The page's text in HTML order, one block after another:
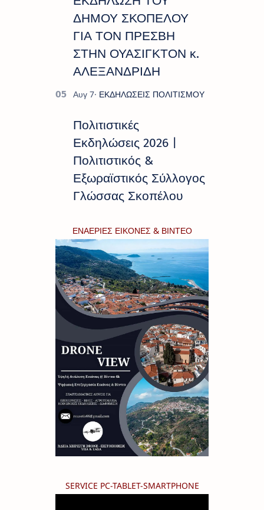
ΔΗΜΟΥ ΣΚΟΠΕΛΟΥ
ΓΙΑ ΤΟΝ ΠΡΕΣΒΗ
ΣΤΗΝ ΟΥΑΣΙΓΚΤΟΝ κ.
ΑΛΕΞΑΝΔΡΙΔΗ
Πολιτιστικές
Εκδηλώσεις 2026 |
Πολιτιστικός &
Εξωραϊστικός Σύλλογος
Γλώσσας Σκοπέλου
ΕΝΑΕΡΙΕΣ ΕΙΚΟΝΕΣ & ΒΙΝΤΕΟ
SERVICE PC-TABLET-SMARTPHONE